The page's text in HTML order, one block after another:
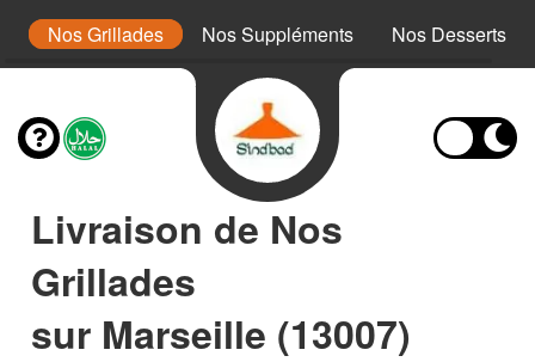
Nos Grillades Nos Suppléments Nos Desserts
Livraison de Nos
Grillades
sur Marseille (13007)